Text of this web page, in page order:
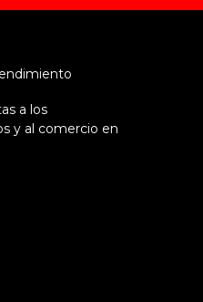
a los
y al comercio en